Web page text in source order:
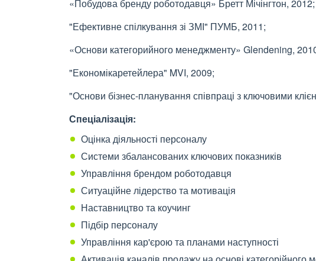
«Побудова бренду роботодавця» Бретт Мічінгтон, 2012;
"Ефективне спілкування зі ЗМІ" ПУМБ, 2011;
«Основи категорийного менеджменту» Glendening,
"Економікаретейлера" MVI, 2009;
"Основи бізнес-планування співпраці з ключовими
Спеціалізація:
Оцінка діяльності персоналу
Системи збалансованих ключових показників
Управління брендом роботодавця
Ситуаційне лідерство та мотивація
Наставництво та коучинг
Підбір персоналу
Управління кар'єрою та планами наступності